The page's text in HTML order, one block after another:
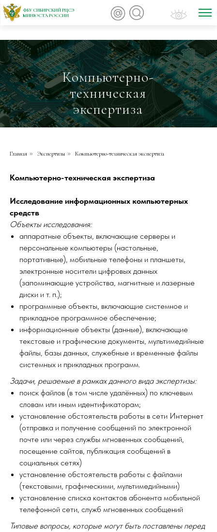
ФБУ СИБИРСКИЙ РЦСЭ
МИНЮСТА РОССИИ
Компьютерно-
техническая
экспертиза
Главная » Экспертизы » Компьютерно-техническая экспертиза
Компьютерно-техническая экспертиза
Исследование информационных компьютерных
средств
Объекты исследования:
аппаратные объекты, включающие серверы и
персональные компьютеры (настольные,
портативные), мобильные телефоны и планшеты,
электронные носители цифровых данных
(запоминающие устройства, магнитные и лазерные
диски и т. п.);
программные объекты, включающие системное и
прикладное программное обеспечение;
информационные объекты (данные), включающие
текстовые и графические документы, мультимедийные
файлы, базы данных, служебные и временные файлы
системных и прикладных программ.
Задачи, решаемые в рамках данного вида экспертизы:
поиск файлов (в том числе удалённых) по ключевым
словам или иным идентификаторам;
установление обстоятельств работы в сети Интернет
(отправка и получение сообщений по электронной
почте или через службы мгновенных сообщений,
посещение сайтов, публикация сообщений в
социальных сетях)
установление обстоятельств работы с файлами
(текстовыми, графическими, мультимедийными)
установление списка контактов абонента мобильной
телефонной сети, служб мгновенных сообщений
Типовые вопросы, которые могут быть поставлены перед